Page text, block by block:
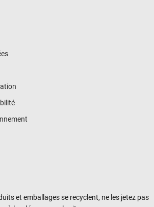
et emballages se recyclent, ne les jetez pas